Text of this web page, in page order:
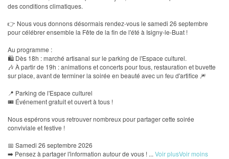
des conditions climatiques.
👉 Nous vous donnons désormais rendez-vous le samedi 26 septembre
pour célébrer ensemble la Fête de la fin de l'été à Isigny-le-Buat !
Au programme :
🛍️ Dès 18h : marché artisanal sur le parking de l'Espace culturel.
🎶 À partir de 19h : animations et concerts pour tous, restauration et buvette
sur place, avant de terminer la soirée en beauté avec un feu d'artifice 🎆
📍 Parking de l'Espace culturel
🎟️ Événement gratuit et ouvert à tous !
Nous espérons vous retrouver nombreux pour partager cette soirée
conviviale et festive !
📅 Samedi 26 septembre 2026
➡️ Pensez à partager l'information autour de vous ! ... Voir plusVoir moins